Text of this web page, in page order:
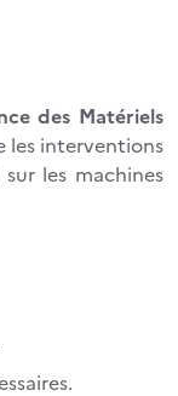
des Matériels
les interventions
les machines